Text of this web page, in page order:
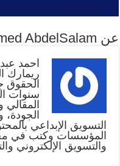
عن Ahmed AbdelSalam
أحمد
ريمارك
الحقوق
سنوات
المقالي
التسويق الإبداعي
المؤسسات وكتب في
والتسويق الإلكتروني